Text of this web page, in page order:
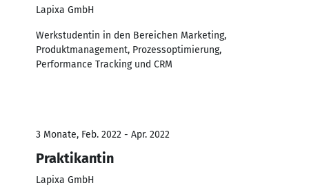
Lapixa GmbH
Werkstudentin in den Bereichen Marketing,
Produktmanagement, Prozessoptimierung,
Performance Tracking und CRM
3 Monate, Feb. 2022 - Apr. 2022
Praktikantin
Lapixa GmbH